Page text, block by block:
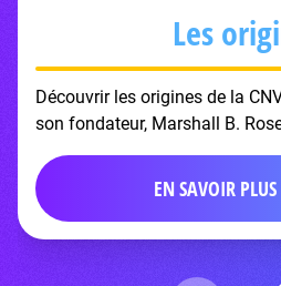
Les
Découvrir les origines de la
son fondateur, Marshall B.
EN SAVOIR PLUS